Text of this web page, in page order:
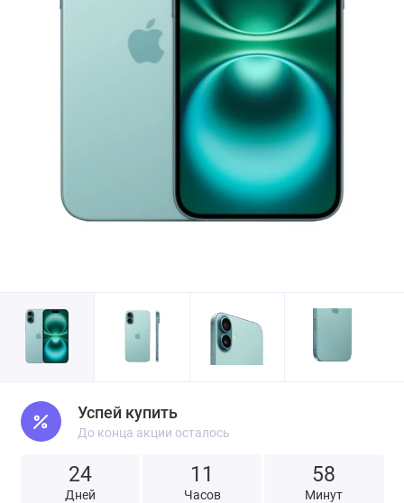
Успей купить
До конца акции осталось
24
Дней
1 1
Часов
58
Минут